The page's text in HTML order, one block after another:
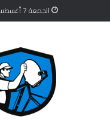
الجمعة 7 أغسطس 2026